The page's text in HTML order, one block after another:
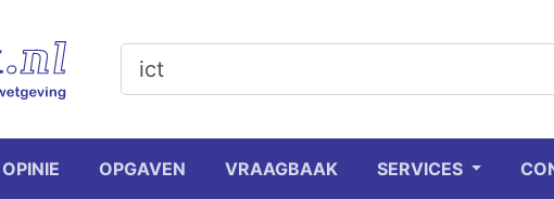
OPINIE OPGAVEN VRAAGBAAK SERVICES